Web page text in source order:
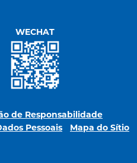
WECHAT
de Responsabilidade
Pessoais
Mapa do Sítio